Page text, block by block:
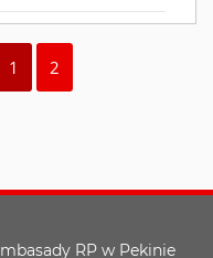
1 2
RP w Pekinie